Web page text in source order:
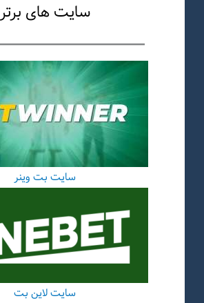
سایت های برتر
سایت بت وینر
سایت لاین بت